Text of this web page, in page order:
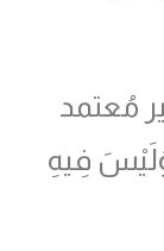
مُعتمد
فِيهِ